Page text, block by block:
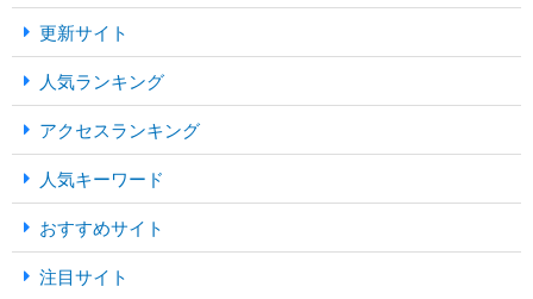
更新サイト
人気ランキング
アクセスランキング
人気キーワード
おすすめサイト
注目サイト